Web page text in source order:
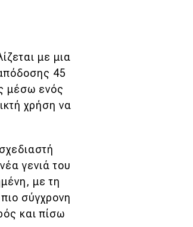
με μια
45
μέσω ενός
χρήση να
γενιά του
με τη
σύγχρονη
και πίσω